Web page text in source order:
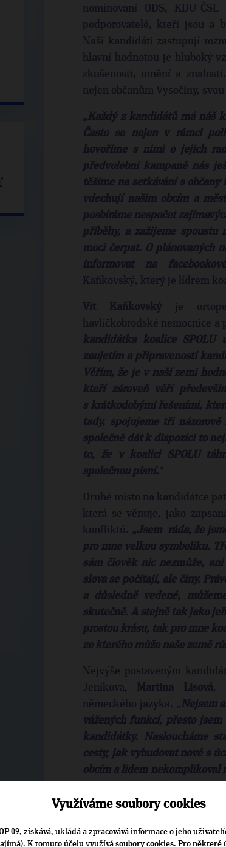
nominovaní ODS, KDU-
podporovatelé, kteří jsou a
Naši kandidáti zastupují
hlavní hodnotou je hluboký
zkušenosti, umění a
nejen občanům Vysočiny,
„Každý z kandidátů má náš
Často se nejen v rámci
hovoříme s nimi o jejich
předvolební kampaně nás
těšíme na setkávání s
vdechují našim obcím a
posbíráme nespočet
příběhy, a zažijeme spoustu
moci čerpat. O plánovaných
informovat na
Kaňkovský, který je lídrem
Vít Kaňkovský je
havlíčkobrodské nemocnice a
kandidátka koalice
zaujetím a připraveností
Věřím, že je v naší zemi
kteří zároveň věří
s krátkodobými řešeními,
tady, spojujeme tři
společně dát k dispozici to
to, že v koalici SPOLU
společnou písní. “
Druhé místo na kandidátce
která se věnuje, jako
konfliktů. „Jsem ráda, že
pro mne velkou symboliku.
sám člověk nic nezmůže,
slova se počítají, ale činy.
a důsledně vedené,
skutečně. A stejně tak jako
prostou krásu, tak pro mne
ze kterého může naše země
Nejvýše postaveným
Jeníkova,
Martina Lisová.
německého jazyka. „Nejsem
vážených funkcí, přesto
kandidátky. Nasloucháme
cesty, jak vybudovat nové s
obcím a lidem nekomplikoval
chuti a vůli hledat, co nás
dokážeme unaveným a
Využíváme soubory cookies
09, získává, ukládá a zpracovává informace o jeho
K tomuto účelu využívá soubory cookies. Pro některé